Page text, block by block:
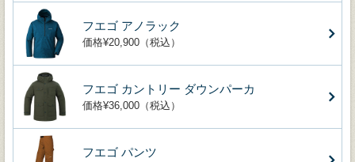
フエゴ アノラック
価格¥20,900（税込）
フエゴ カントリー ダウンパーカ
価格¥36,000（税込）
フエゴ パンツ